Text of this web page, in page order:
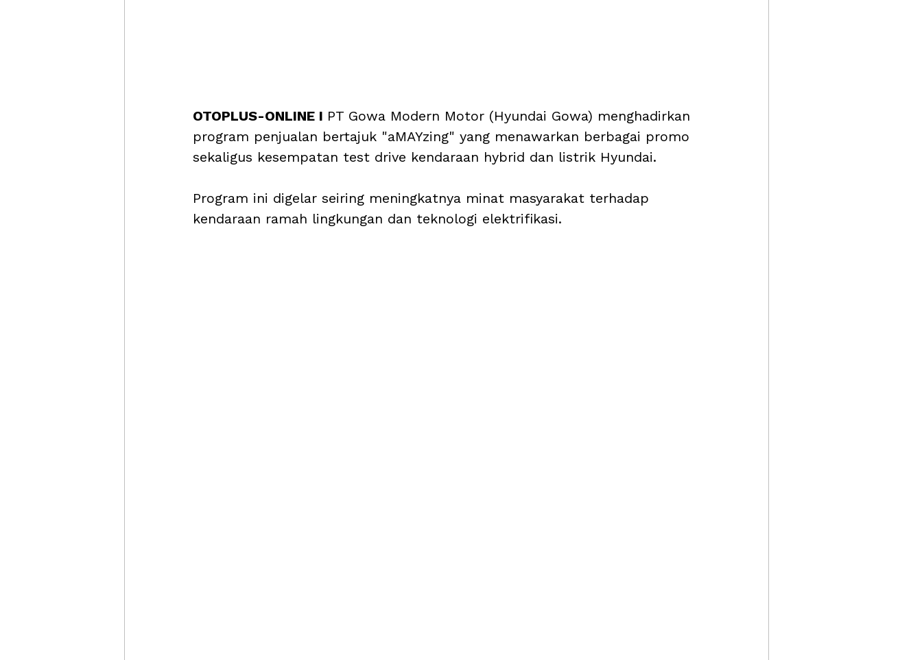
OTOPLUS-ONLINE I PT Gowa Modern Motor (Hyundai Gowa) menghadirkan
program penjualan bertajuk "aMAYzing" yang menawarkan berbagai promo
sekaligus kesempatan test drive kendaraan hybrid dan listrik Hyundai.
Program ini digelar seiring meningkatnya minat masyarakat terhadap
kendaraan ramah lingkungan dan teknologi elektrifikasi.